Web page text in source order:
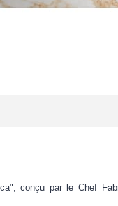
conçu par le Chef